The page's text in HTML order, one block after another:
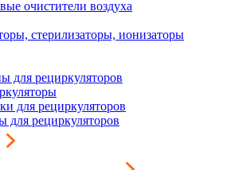
очистители воздуха
стерилизаторы, ионизаторы
для рециркуляторов
для рециркуляторов
для рециркуляторов